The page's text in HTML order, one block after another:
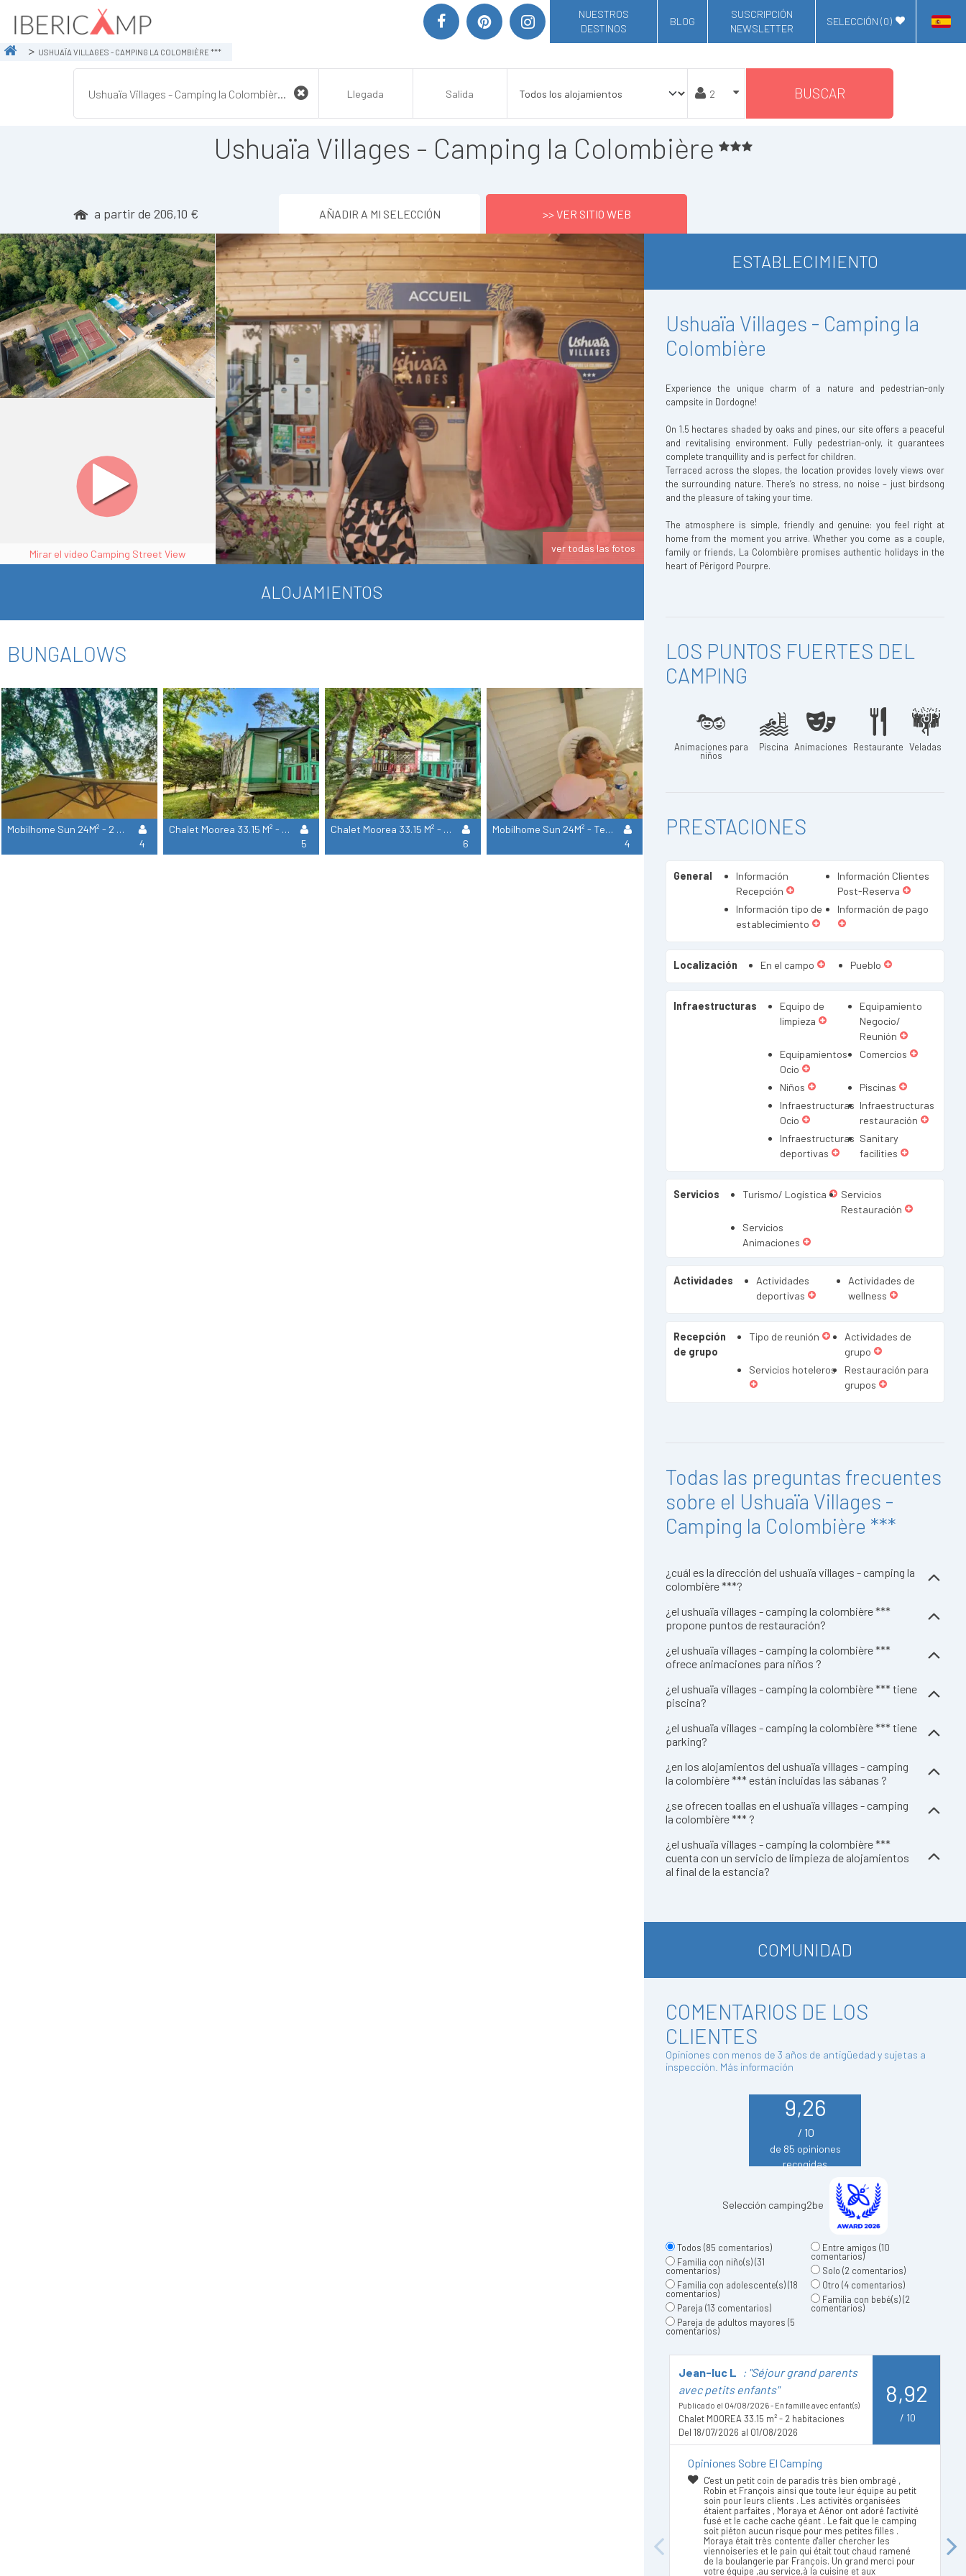
NUESTROS
DESTINOS
BLOG
SUSCRIPCIÓN
NEWSLETTER
SELECCIÓN (0)
USHUAÏA VILLAGES - CAMPING LA COLOMBIÈRE ***
BUSCAR
Ushuaïa Villages - Camping la Colombière
a partir de 206,10 € AÑADIR A MI SELECCIÓN >> VER SITIO WEB
Mirar el video Camping Street View ver todas las fotos
ALOJAMIENTOS
BUNGALOWS
Mobilhome Sun 24M² - 2 Habitaciones
4
Chalet Moorea 33.15 M² - 2 Habitaciones
5
Chalet Moorea 33.15 M² - 2 Habitaciones
6
Mobilhome Sun 24M² - Terraza Cubierta - 2 Habitaciones
4
ESTABLECIMIENTO
Ushuaïa Villages - Camping la
Colombière
Experience the unique charm of a nature and pedestrian-only
campsite in Dordogne!
On 1.5 hectares shaded by oaks and pines, our site offers a peaceful
and revitalising environment. Fully pedestrian-only, it guarantees
complete tranquillity and is perfect for children.
Terraced across the slopes, the location provides lovely views over
the surrounding nature. There’s no stress, no noise – just birdsong
and the pleasure of taking your time.
The atmosphere is simple, friendly and genuine: you feel right at
home from the moment you arrive. Whether you come as a couple,
family or friends, La Colombière promises authentic holidays in the
heart of Périgord Pourpre.
LOS PUNTOS FUERTES DEL
CAMPING
Animaciones para
niños
Piscina Animaciones Restaurante Veladas
PRESTACIONES
General
Información
Recepción
Información Clientes
Post-Reserva
Información tipo de
establecimiento
Información de pago
Localización En el campo Pueblo
Infraestructuras
Equipo de
limpieza
Equipamiento
Negocio/
Reunión
Equipamientos
Ocio
Comercios
Niños
Piscinas
Infraestructuras
Ocio
Infraestructuras
restauración
Infraestructuras
deportivas
Sanitary
facilities
Servicios Turismo/ Logística
Servicios
Restauración
Servicios
Animaciones
Actividades
Actividades
deportivas
Actividades de
wellness
Recepción
de grupo
Tipo de reunión
Actividades de
grupo
Servicios hoteleros
Restauración para
grupos
Todas las preguntas frecuentes
sobre el Ushuaïa Villages -
Camping la Colombière ***
¿cuál es la dirección del ushuaïa villages - camping la
colombière ***?
¿el ushuaïa villages - camping la colombière ***
propone puntos de restauración?
¿el ushuaïa villages - camping la colombière ***
ofrece animaciones para niños ?
¿el ushuaïa villages - camping la colombière *** tiene
piscina?
¿el ushuaïa villages - camping la colombière *** tiene
parking?
¿en los alojamientos del ushuaïa villages - camping
la colombière *** están incluidas las sábanas ?
¿se ofrecen toallas en el ushuaïa villages - camping
la colombière *** ?
¿el ushuaïa villages - camping la colombière ***
cuenta con un servicio de limpieza de alojamientos
al final de la estancia?
COMUNIDAD
COMENTARIOS DE LOS
CLIENTES
Opiniones con menos de 3 años de antigüedad y sujetas a
inspección. Más información
9,26
/ 10
de 85 opiniones
recogidas
Selección camping2be
Todos (85 comentarios)
Familia con niño(s)(31
comentarios)
Familia con adolescente(s)(18
comentarios)
Pareja (13 comentarios)
Pareja de adultos mayores (5
comentarios)
Entre amigos (10
comentarios)
Solo (2 comentarios)
Otro (4 comentarios)
Familia con bebé(s)(2
comentarios)
Previous
Jean-luc L : "Séjour grand parents
avec petits enfants"
Publicado el 04/08/2026 - En famille avec enfant(s)
Chalet MOOREA 33.15 m² - 2 habitaciones
Del 18/07/2026 al 01/08/2026
8,92
/ 10
Opiniones Sobre El Camping
C'est un petit coin de paradis très bien ombragé ,
Robin et François ainsi que toute leur équipe au petit
soin pour leurs clients . Les activités organisées
étaient parfaites , Moraya et Aénor ont adoré l'activité
fusé et le cache cache géant . Le fait que le camping
soit piéton aucun risque pour mes petites filles .
Moraya était très contente d'aller chercher les
viennoiseries et le pain qui était tout chaud ramené
de la boulangerie par François. Un grand merci pour
votre équipe ,au service,à la cuisine et aux
Next